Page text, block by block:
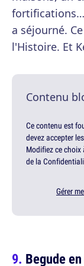
a séjourné.
l'Histoire. Et
Contenu
Ce contenu est
devez accepter
Modifiez ce choix
de la
Gérer
Begude